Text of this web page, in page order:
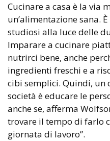
Cucinare a casa è la via
un’alimentazione sana.
studiosi alla luce delle
Imparare a cucinare
nutrirci bene, anche
ingredienti freschi e a
cibi semplici. Quindi,
società è educare le
anche se, afferma
trovare il tempo di farlo
giornata di lavoro”.